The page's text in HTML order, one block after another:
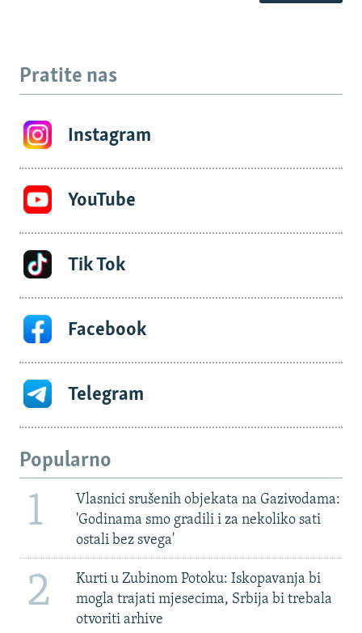
Pratite nas
Instagram
YouTube
Tik Tok
Facebook
Telegram
Popularno
1
Vlasnici srušenih objekata na Gazivodama:
'Godinama smo gradili i za nekoliko sati
ostali bez svega'
2
Kurti u Zubinom Potoku: Iskopavanja bi
mogla trajati mjesecima, Srbija bi trebala
otvoriti arhive